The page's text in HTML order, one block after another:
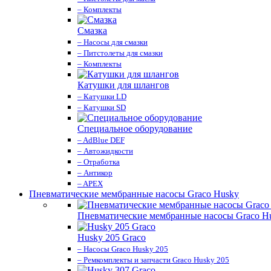
– Комплекты
Смазка
– Насосы для смазки
– Питстолеты для смазки
– Комплекты
Катушки для шлангов
– Катушки LD
– Катушки SD
Специальное оборудование
– AdBlue DEF
– Автожидкости
– Отработка
– Антикор
– APEX
Пневматические мембранные насосы Graco Husky
Пневматические мембранные насосы Graco
Husky 205 Graco
– Насосы Graco Husky 205
– Ремкомплекты и запчасти Graco Husky 205